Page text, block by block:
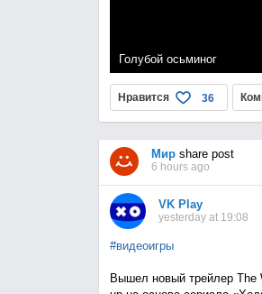
Голубой осьминог
Нравится 36
Мирshare post
6 hours ago
VK Play
yesterday at 19:08
#видеоигры
Вышел новый трейлер The